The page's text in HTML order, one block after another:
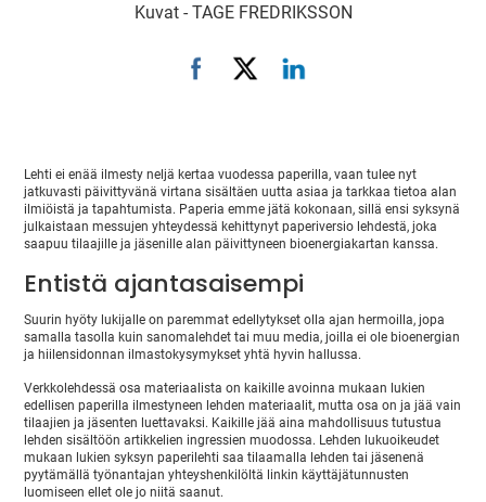
Kuvat - TAGE FREDRIKSSON
Lehti ei enää ilmesty neljä kertaa vuodessa paperilla, vaan tulee nyt
jatkuvasti päivittyvänä virtana sisältäen uutta asiaa ja tarkkaa tietoa alan
ilmiöistä ja tapahtumista. Paperia emme jätä kokonaan, sillä ensi syksynä
julkaistaan messujen yhteydessä kehittynyt paperiversio lehdestä, joka
saapuu tilaajille ja jäsenille alan päivittyneen bioenergiakartan kanssa.
Entistä ajantasaisempi
Suurin hyöty lukijalle on paremmat edellytykset olla ajan hermoilla, jopa
samalla tasolla kuin sanomalehdet tai muu media, joilla ei ole bioenergian
ja hiilensidonnan ilmastokysymykset yhtä hyvin hallussa.
Verkkolehdessä osa materiaalista on kaikille avoinna mukaan lukien
edellisen paperilla ilmestyneen lehden materiaalit, mutta osa on ja jää vain
tilaajien ja jäsenten luettavaksi. Kaikille jää aina mahdollisuus tutustua
lehden sisältöön artikkelien ingressien muodossa. Lehden lukuoikeudet
mukaan lukien syksyn paperilehti saa tilaamalla lehden tai jäsenenä
pyytämällä työnantajan yhteyshenkilöltä linkin käyttäjätunnusten
luomiseen ellet ole jo niitä saanut.